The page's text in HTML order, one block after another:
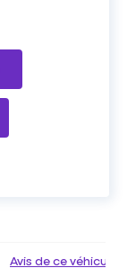
Avis de ce véhicule